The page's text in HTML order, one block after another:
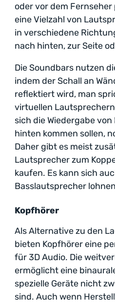
oder vor dem
eine Vielzahl von
in verschiedene
nach hinten, zur Seite
Die Soundbars nutzen
indem der Schall an
reflektiert wird, man
virtuellen
sich die Wiedergabe
hinten kommen sollen,
Daher gibt es meist
Lautsprecher zum
kaufen. Es kann sich
Basslautsprecher
Kopfhörer
Als Alternative zu den
bieten Kopfhörer eine
für 3D Audio. Die
ermöglicht eine
spezielle Geräte nicht
sind. Auch wenn